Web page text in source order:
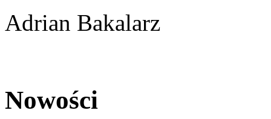
Adrian Bakalarz
Nowości